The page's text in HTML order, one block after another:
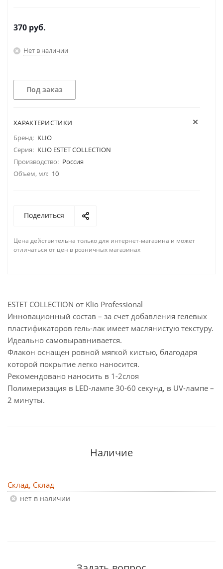
370 руб.
Нет в наличии
Под заказ
ХАРАКТЕРИСТИКИ
Бренд: KLIO
Серия: KLIO ESTET COLLECTION
Производство: Россия
Объем, мл: 10
Поделиться
Цена действительна только для интернет-магазина и может
отличаться от цен в розничных магазинах
ESTET COLLECTION от Klio Professional
Инновационный состав – за счет добавления гелевых
пластификаторов гель-лак имеет маслянистую текстуру.
Идеально самовыравнивается.
Флакон оснащен ровной мягкой кистью, благодаря
которой покрытие легко наносится.
Рекомендовано наносить в 1-2слоя
Полимеризация в LED-лампе 30-60 секунд, в UV-лампе –
2 минуты.
Наличие
Склад, Склад
Нет в наличии